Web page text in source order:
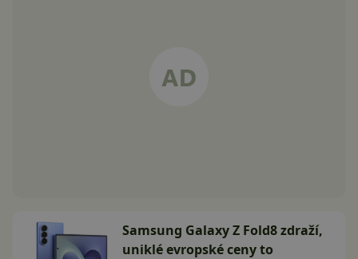
Samsung Galaxy Z Fold8 zdraží,
uniklé evropské ceny to